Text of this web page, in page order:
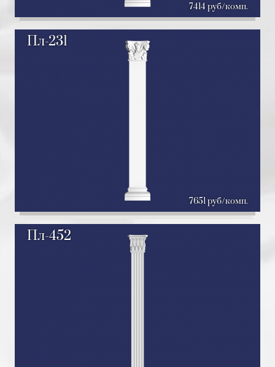
7414 руб/комп.
Пл-231
7651 руб/комп.
Пл-452